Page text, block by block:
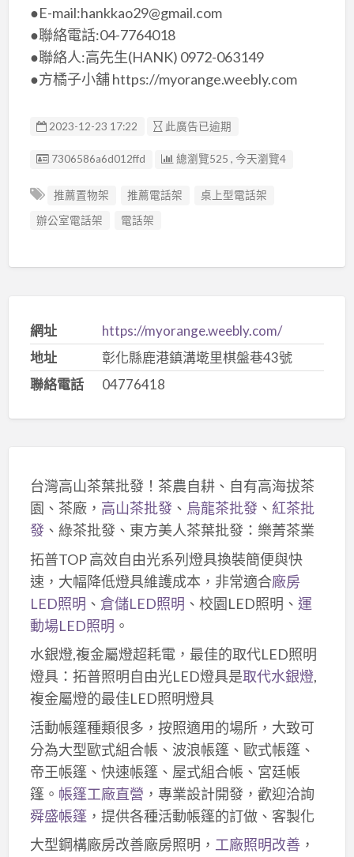
●E-mail:hankkao29@gmail.com
●聯絡電話:04-7764018
●聯絡人:高先生(HANK) 0972-063149
●方橘子小舖 https://myorange.weebly.com
2023-12-23 17:22 此廣告已逾期
廣告编號
7306586a6d012ffd 總瀏覽525 , 今天瀏覽4
推薦置物架 推薦電話架
桌上型電話架
辦公室電話架
電話架
網址
https://myorange.weebly.com/
地址
彰化縣鹿港鎮溝墘里棋盤巷43號
聯絡電話
04776418
台灣高山茶葉批發！茶農自耕、自有高海拔茶
園、茶廠， 高山茶批發、 烏龍茶批發、 紅茶批
發、綠茶批發、東方美人茶葉批發：樂菁茶業
拓普TOP 高效自由光系列燈具換裝簡便與快
速，大幅降低燈具維護成本，非常適合廠房
LED照明 、 倉儲LED照明 、校園LED照明、 運
動場LED照明 。
水銀燈,複金屬燈超耗電，最佳的取代LED照明
燈具：拓普照明自由光LED燈具是取代水銀燈,
複金屬燈的最佳LED照明燈具
活動帳篷種類很多，按照適用的場所，大致可
分為大型歐式組合帳、波浪帳篷、歐式帳篷、
帝王帳篷、快速帳篷、屋式組合帳、宮廷帳
篷。 帳篷工廠直營 ，專業設計開發，歡迎洽詢
舜盛帳篷，提供各種活動帳篷的訂做、客製化
大型鋼構廠房改善廠房照明， 工廠照明改善，